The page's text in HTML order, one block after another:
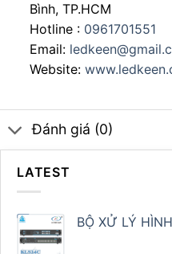
Bình, TP.HCM
Hotline : 0961701551
Email:
Website:
Đánh giá (0)
LATEST
BỘ XỬ LÝ